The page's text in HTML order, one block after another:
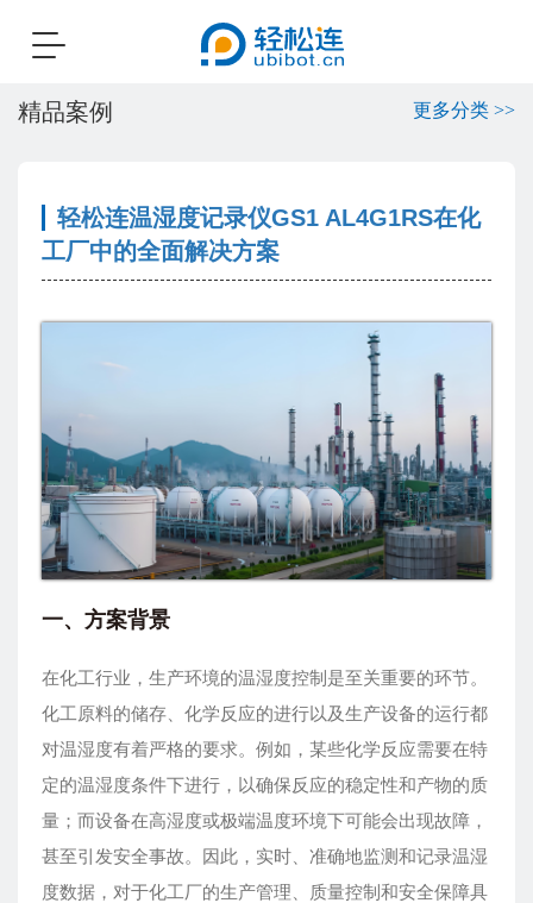
Toggle
精品案例 更多分类 >>
轻松连温湿度记录仪GS1 AL4G1RS在化
工厂中的全面解决方案
一、方案背景
在化工行业，生产环境的温湿度控制是至关重要的环节。
化工原料的储存、化学反应的进行以及生产设备的运行都
对温湿度有着严格的要求。例如，某些化学反应需要在特
定的温湿度条件下进行，以确保反应的稳定性和产物的质
量；而设备在高湿度或极端温度环境下可能会出现故障，
甚至引发安全事故。因此，实时、准确地监测和记录温湿
度数据，对于化工厂的生产管理、质量控制和安全保障具